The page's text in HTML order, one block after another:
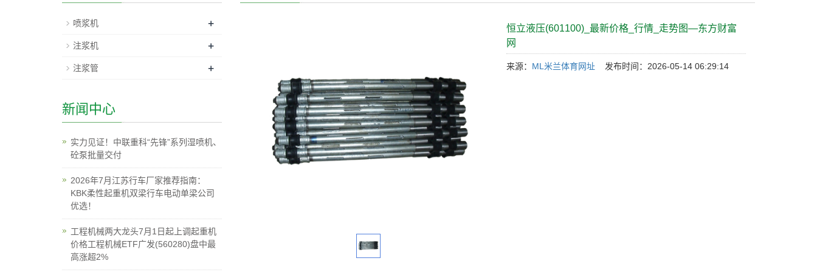
恒立液压(601100)_最新价格_行情_走势图—东方财富
网
来源： ML米兰体育网址 发布时间：2026-05-14 06:29:14
喷浆机 +
注浆机 +
注浆管 +
新闻中心
实力见证！中联重科“先锋”系列湿喷机、
砼泵批量交付
2026年7月江苏行车厂家推荐指南：
KBK柔性起重机双梁行车电动单梁公司
优选！
工程机械两大龙头7月1日起上调起重机
价格工程机械ETF广发(560280)盘中最
高涨超2%